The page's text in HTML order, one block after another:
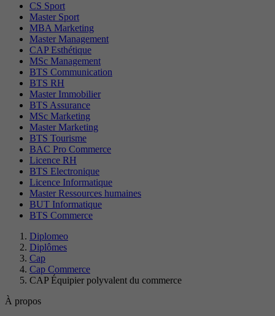
CS Sport
Master Sport
MBA Marketing
Master Management
CAP Esthétique
MSc Management
BTS Communication
BTS RH
Master Immobilier
BTS Assurance
MSc Marketing
Master Marketing
BTS Tourisme
BAC Pro Commerce
Licence RH
BTS Electronique
Licence Informatique
Master Ressources humaines
BUT Informatique
BTS Commerce
Diplomeo
Diplômes
Cap
Cap Commerce
CAP Équipier polyvalent du commerce
À propos